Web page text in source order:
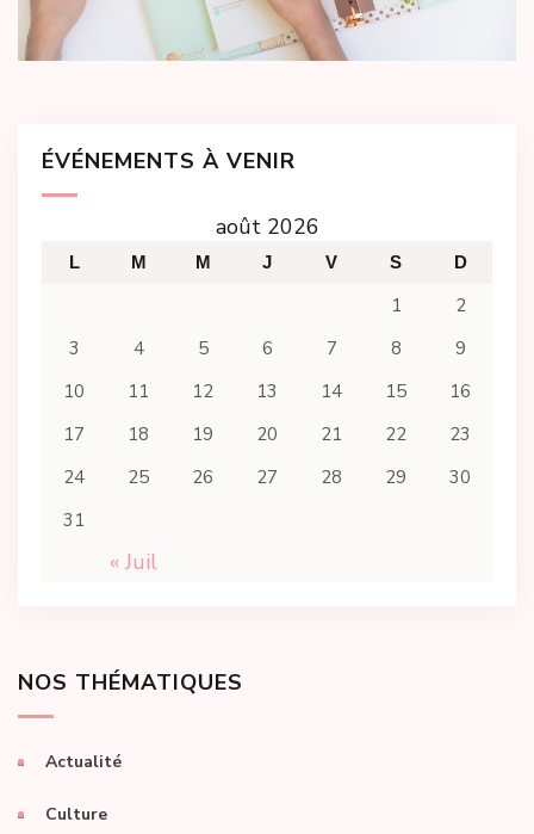
ÉVÉNEMENTS À VENIR
août 2026
L M M J V S D
1
2
3
4 5 6 7 8
9
10
11 12 13 14 15
16
17
18 19 20 21 22
23
24
25 26 27 28 29
30
31
« Juil
NOS THÉMATIQUES
Actualité
Culture